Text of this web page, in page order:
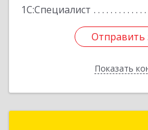
1С:Специалист
Отправить
Показать
Отправить
Назад